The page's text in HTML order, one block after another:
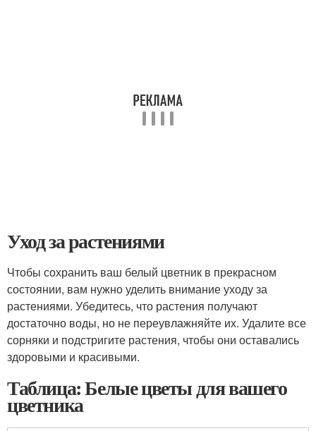
Уход за растениями
Чтобы сохранить ваш белый цветник в прекрасном
состоянии, вам нужно уделить внимание уходу за
растениями. Убедитесь, что растения получают
достаточно воды, но не переувлажняйте их. Удалите все
сорняки и подстригите растения, чтобы они оставались
здоровыми и красивыми.
Таблица: Белые цветы для вашего
цветника